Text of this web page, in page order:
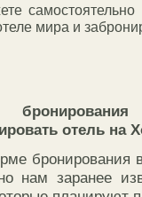
мира и
отель на
бронирования
нам заранее